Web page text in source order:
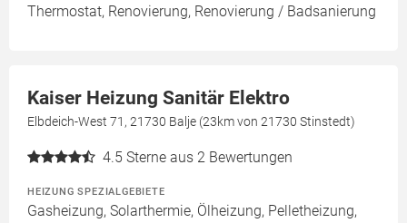
Thermostat, Renovierung, Renovierung / Badsanierung
Kaiser Heizung Sanitär Elektro
Elbdeich-West 71, 21730 Balje (23km von 21730 Stinstedt)
4.5 Sterne aus 2 Bewertungen
HEIZUNG SPEZIALGEBIETE
Gasheizung, Solarthermie, Ölheizung, Pelletheizung,